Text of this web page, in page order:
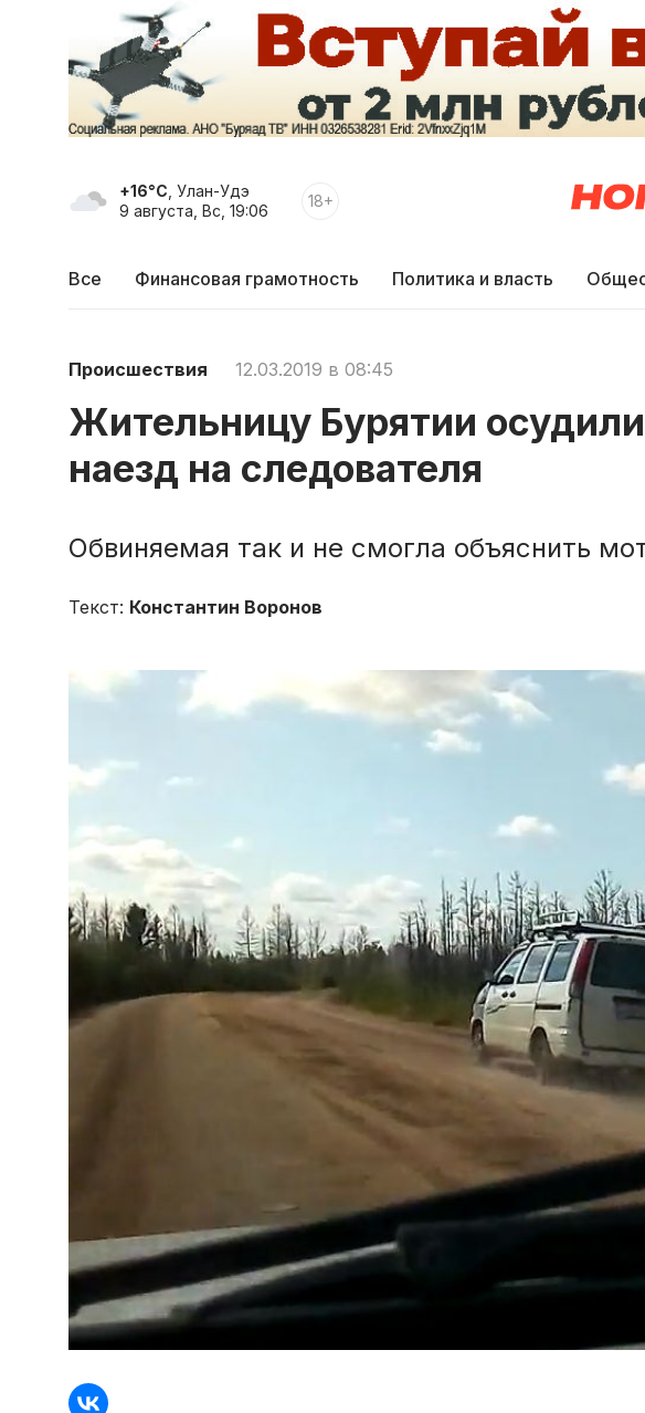
+16°C , Улан-Удэ
9 августа, Вс, 19:06
18+
Все Финансовая грамотность Политика и власть
Происшествия 12.03.2019 в 08:45
Жительницу Бурятии осудили
наезд на следователя
Обвиняемая так и не смогла объяснить
Текст: Константин Воронов